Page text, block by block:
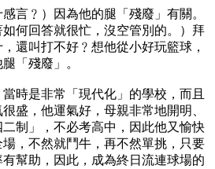
言﹖）因為他的腿「殘廢」有關。
何回答就很忙，沒空管別的。）拜
還叫打不好﹖想他從小好玩籃球，
「殘廢」。
時是非常「現代化」的學校，而且
盛，他運氣好，母親非常地開明、
制」，不必考高中，因此他又愉快
，不然就鬥牛，再不然單挑，只要
幫助，因此，成為終日流連球場的